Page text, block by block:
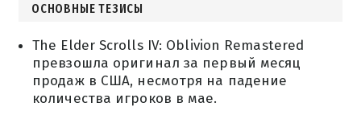
ОСНОВНЫЕ ТЕЗИСЫ
The Elder Scrolls IV: Oblivion Remastered
превзошла оригинал за первый месяц
продаж в США, несмотря на падение
количества игроков в мае.